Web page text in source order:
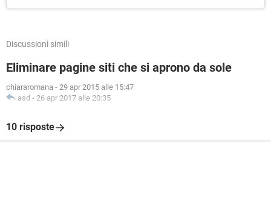
Discussioni simili
Eliminare pagine siti che si aprono da sole
chiararomana - 29 apr 2015 alle 15:47
asd - 26 apr 2017 alle 20:35
10 risposte